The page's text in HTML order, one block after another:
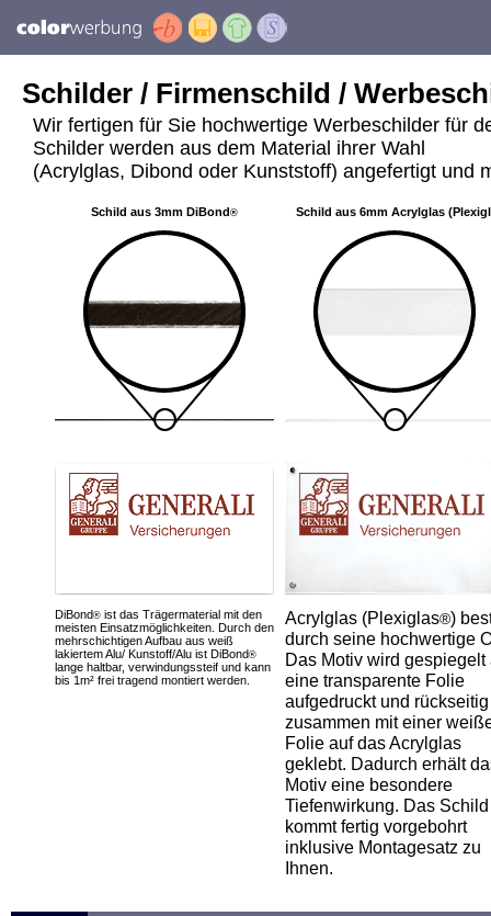
Schilder / Firmenschild /
Wir fertigen für Sie hochwertige Werbeschilder für
Schilder werden aus dem Material ihrer Wahl
(Acrylglas, Dibond oder Kunststoff) angefertigt und
Schild aus 3mm DiBond® Schild aus 6mm Acrylglas
DiBond® ist das Trägermaterial mit den
meisten Einsatzmöglichkeiten. Durch den
mehrschichtigen Aufbau aus weiß
lakiertem Alu/ Kunstoff/Alu ist DiBond®
lange haltbar, verwindungssteif und kann
bis 1m² frei tragend montiert werden.
Acrylglas (Plexiglas®)
durch seine hochwertige
Das Motiv wird gespiegelt
eine transparente Folie
aufgedruckt und rückseitig
zusammen mit einer
Folie auf das Acrylglas
geklebt. Dadurch erhält
Motiv eine besondere
Tiefenwirkung. Das Schild
kommt fertig vorgebohrt
inklusive Montagesatz zu
Ihnen.